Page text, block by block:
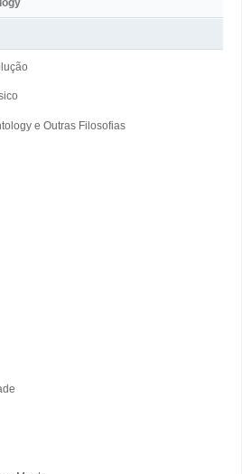
e Outras Filosofias